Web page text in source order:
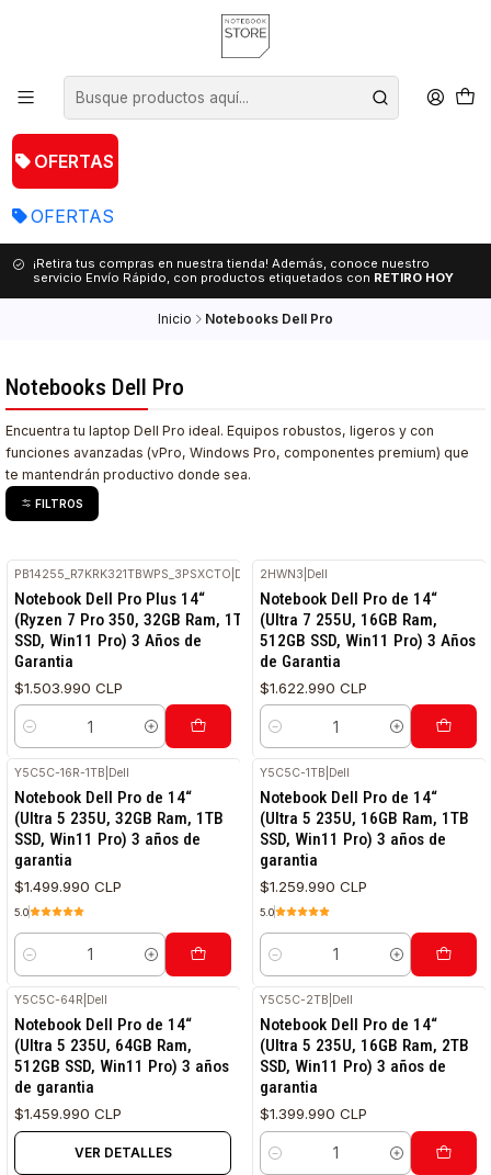
OFERTAS
OFERTAS
¡Retira tus compras en nuestra tienda! Además, conoce nuestro
servicio Envío Rápido, con productos etiquetados con RETIRO HOY
Inicio Notebooks Dell Pro
Notebooks Dell Pro
Encuentra tu laptop Dell Pro ideal. Equipos robustos, ligeros y con
funciones avanzadas (vPro, Windows Pro, componentes premium) que
te mantendrán productivo donde sea.
FILTROS
PB14255_R7KRK321TBWPS_3PSXCTO Dell
Notebook Dell Pro Plus 14“
(Ryzen 7 Pro 350, 32GB Ram, 1TB
SSD, Win11 Pro) 3 Años de
Garantia
$1.503.990 CLP
Cantidad
2HWN3 Dell
Notebook Dell Pro de 14“
(Ultra 7 255U, 16GB Ram,
512GB SSD, Win11 Pro) 3 Años
de Garantia
$1.622.990 CLP
Cantidad
Y5C5C-16R-1TB Dell
Notebook Dell Pro de 14“
(Ultra 5 235U, 32GB Ram, 1TB
SSD, Win11 Pro) 3 años de
garantia
$1.499.990 CLP
5.0
Cantidad
Y5C5C-1TB Dell
Notebook Dell Pro de 14“
(Ultra 5 235U, 16GB Ram, 1TB
SSD, Win11 Pro) 3 años de
garantia
$1.259.990 CLP
5.0
Cantidad
Y5C5C-64R Dell
Notebook Dell Pro de 14“
(Ultra 5 235U, 64GB Ram,
512GB SSD, Win11 Pro) 3 años
de garantia
$1.459.990 CLP
VER DETALLES
Y5C5C-2TB Dell
Notebook Dell Pro de 14“
(Ultra 5 235U, 16GB Ram, 2TB
SSD, Win11 Pro) 3 años de
garantia
$1.399.990 CLP
Cantidad